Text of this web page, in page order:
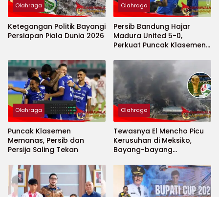
Olahraga
Ketegangan Politik Bayangi
Persiapan Piala Dunia 2026
Olahraga
Persib Bandung Hajar
Madura United 5-0,
Perkuat Puncak Klasemen
Olahraga
Puncak Klasemen
Memanas, Persib dan
Persija Saling Tekan
Olahraga
Tewasnya El Mencho Picu
Kerusuhan di Meksiko,
Bayang-bayang
2026 Menguat